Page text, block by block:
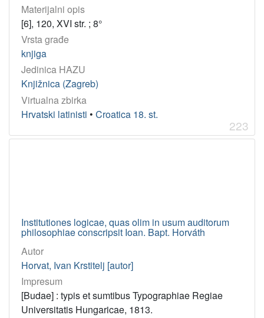
Materijalni opis
[6], 120, XVI str. ; 8°
Vrsta građe
knjiga
Jedinica HAZU
Knjižnica (Zagreb)
Virtualna zbirka
Hrvatski latinisti • Croatica 18. st.
223
Institutiones logicae, quas olim in usum auditorum
philosophiae conscripsit Ioan. Bapt. Horváth
Autor
Horvat, Ivan Krstitelj [autor]
Impresum
[Budae] : typis et sumtibus Typographiae Regiae
Universitatis Hungaricae, 1813.